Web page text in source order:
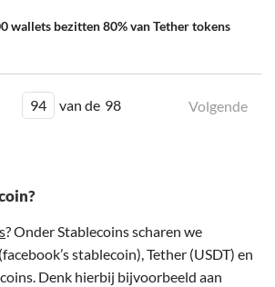
wallets bezitten 80% van Tether tokens
94 van de 98 Volgende
? Onder Stablecoins scharen we
(facebook’s stablecoin), Tether (USDT) en
Denk hierbij bijvoorbeeld aan